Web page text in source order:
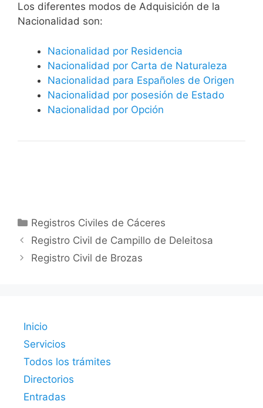
​​​Los diferentes modos de Adquisición de la
Nacionalidad son:
Nacionalidad por Residencia
Nacionalidad por Carta de Naturaleza
Nacionalidad para Españoles de Origen
Nacionalidad por posesión de Estado
Nacionalidad por Opción
Categorías
Registros Civiles de Cáceres
Registro Civil de Campillo de Deleitosa
Registro Civil de Brozas
Inicio
Servicios
Todos los trámites
Directorios
Entradas